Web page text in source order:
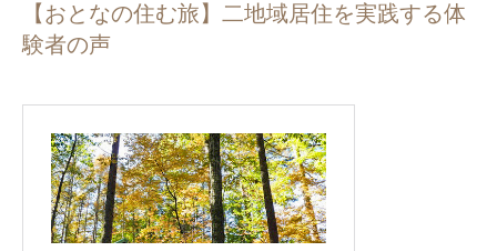
【おとなの住む旅】二地域居住を実践する体
験者の声